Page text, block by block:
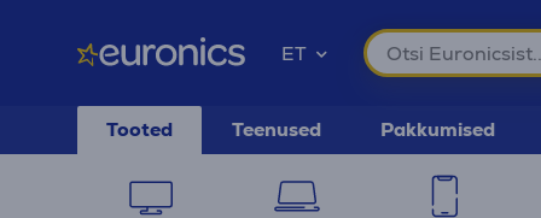
ET
Tooted Teenused Pakkumised